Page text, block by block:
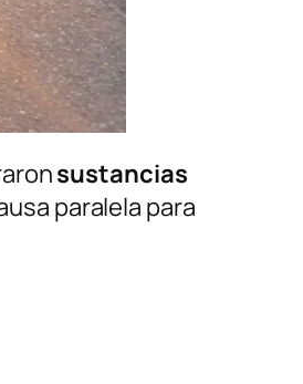
sustancias
paralela para